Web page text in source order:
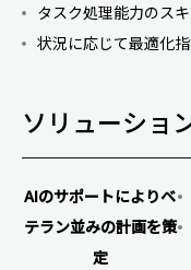
タスク処理能力のス
状況に応じて最適化
ソリューショ
AIのサポートによりベ
テラン並みの計画を策
定